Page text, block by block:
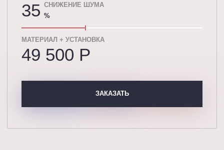
35 СНИЖЕНИЕ ШУМА
%
МАТЕРИАЛ + УСТАНОВКА
49 500 P
ЗАКАЗАТЬ